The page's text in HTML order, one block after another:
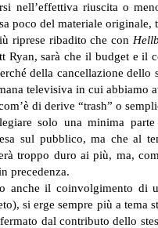
nell’effettiva riuscita o
poco del materiale
riprese ribadito che con
sarà che il budget e il
della cancellazione dello
televisiva in cui
di derive “trash” o
solo una minima parte
sul pubblico, ma che al
troppo duro ai più, ma,
precedenza.
anche il coinvolgimento
si erge sempre più a tema
dal contributo dello